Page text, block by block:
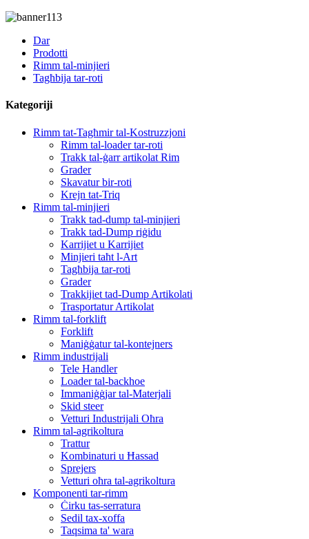
Dar
Prodotti
Rimm tal-minjieri
Tagħbija tar-roti
Kategoriji
Rimm tat-Tagħmir tal-Kostruzzjoni
Rimm tal-loader tar-roti
Trakk tal-ġarr artikolat Rim
Grader
Skavatur bir-roti
Krejn tat-Triq
Rimm tal-minjieri
Trakk tad-dump tal-minjieri
Trakk tad-Dump riġidu
Karrijiet u Karrijiet
Minjieri taħt l-Art
Tagħbija tar-roti
Grader
Trakkijiet tad-Dump Artikolati
Trasportatur Artikolat
Rimm tal-forklift
Forklift
Maniġġatur tal-kontejners
Rimm industrijali
Tele Handler
Loader tal-backhoe
Immaniġġjar tal-Materjali
Skid steer
Vetturi Industrijali Oħra
Rimm tal-agrikoltura
Trattur
Kombinaturi u Ħassad
Sprejers
Vetturi oħra tal-agrikoltura
Komponenti tar-rimm
Ċirku tas-serratura
Sedil tax-xoffa
Taqsima ta' wara